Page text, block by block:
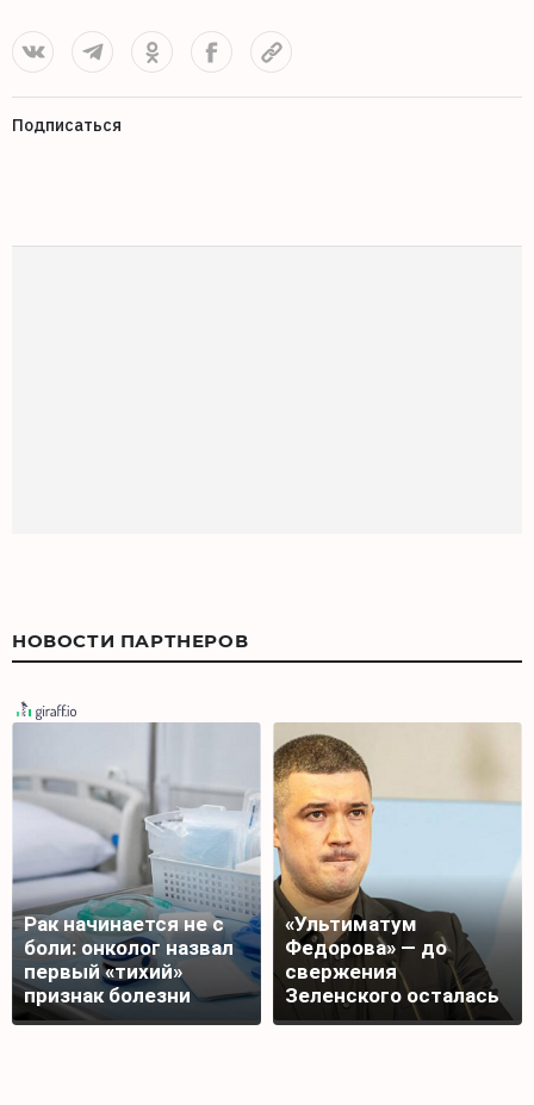
Подписаться
НОВОСТИ ПАРТНЕРОВ
Рак начинается не с
боли: онколог назвал
первый «тихий»
признак болезни
«Ультиматум
Федорова» — до
свержения
Зеленского осталась
десять дней?